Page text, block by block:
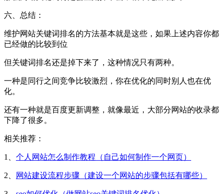
六、总结：
维护网站关键词排名的方法基本就是这些，如果上述内容你都
已经做的比较到位
但关键词排名还是掉下来了，这种情况只有两种。
一种是同行之间竞争比较激烈，你在优化的同时别人也在优
化。
还有一种就是百度更新调整，就像最近，大部分网站的收录都
下降了很多。
相关推荐：
1、 个人网站怎么制作教程（自己如何制作一个网页）
2、 网站建设流程步骤（建设一个网站的步骤包括有哪些）